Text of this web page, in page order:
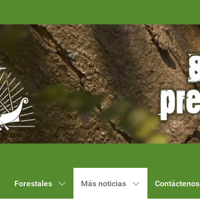
Forestales Más noticias Contáctenos